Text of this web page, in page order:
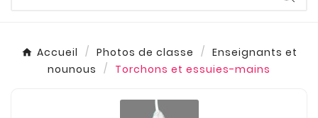
Accueil Photos de classe
Enseignants et
nounous
Torchons et essuies-mains